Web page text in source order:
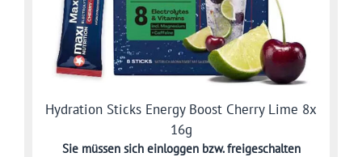
Hydration Sticks Energy Boost Cherry Lime 8x
16g
Sie müssen sich einloggen bzw. freigeschalten